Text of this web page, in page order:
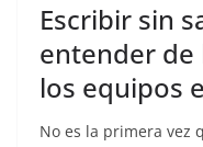
Escribir sin
entender de
los equipos
No es la primera vez